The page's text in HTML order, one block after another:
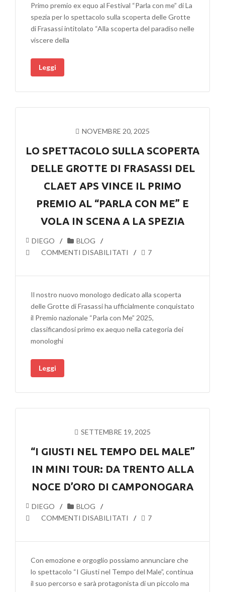
EQUO
AL
FESTIVAL
“PARLA
ME”
PER
LO
GROTTE
FRASASSI
Primo premio ex equo al Festival “Parla con me” di La
spezia per lo spettacolo sulla scoperta delle Grotte
di Frasassi intitolato “Alla scoperta del paradiso nelle
viscere della
Leggi
NOVEMBRE 20, 2025
LO SPETTACOLO SULLA SCOPERTA
DELLE GROTTE DI FRASASSI DEL
CLAET APS VINCE IL PRIMO
PREMIO AL “PARLA CON ME” E
VOLA IN SCENA A LA SPEZIA
DIEGO
BLOG
COMMENTI DISABILITATI
SU
SPETTACOLO
SCOPERTA
DELLE
GROTTE
DI
FRASASSI
CLAET
APS
VINCE
“PARLA
ME”
E
IN
SCENA
LA
7
Il nostro nuovo monologo dedicato alla scoperta
delle Grotte di Frasassi ha ufficialmente conquistato
il Premio nazionale “Parla con Me” 2025,
classificandosi primo ex aequo nella categoria dei
monologhi
Leggi
SETTEMBRE 19, 2025
“I GIUSTI NEL TEMPO DEL MALE”
IN MINI TOUR: DA TRENTO ALLA
NOCE D’ORO DI CAMPONOGARA
DIEGO
BLOG
COMMENTI DISABILITATI
SU
GIUSTI
TEMPO
DEL
MALE”
7
Con emozione e orgoglio possiamo annunciare che
lo spettacolo “I Giusti nel Tempo del Male”, continua
il suo percorso e sarà protagonista di un piccolo ma